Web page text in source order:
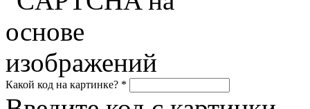
Какой код на картинке? *